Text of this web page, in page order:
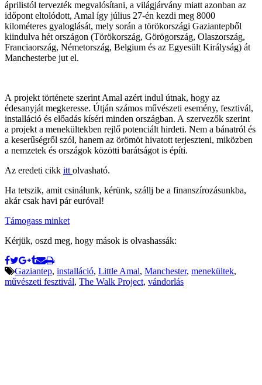
áprilistól tervezték megvalósítani, a világjárvány miatt azonban az
időpont eltolódott, Amal így július 27-én kezdi meg 8000
kilométeres gyaloglását, mely során a törökországi Gaziantepből
kiindulva hét országon (Törökország, Görögország, Olaszország,
Franciaország, Németország, Belgium és az Egyesült Királyság) át
Manchesterbe jut el.
A projekt története szerint Amal azért indul útnak, hogy az
édesanyját megkeresse. Útján számos művészeti esemény, fesztivál,
installáció és előadás kíséri minden országban. A szervezők szerint
a projekt a menekültekben rejlő potenciált hirdeti. Nem a bánatról és
a keserűségről szól, hanem az örömöt hivatott terjeszteni, miközben
a nemzetek és országok közötti barátságot is építi.
Az eredeti cikk itt olvasható.
Ha tetszik, amit csinálunk, kérünk, szállj be a finanszírozásunkba,
akár csak havi pár euróval!
Támogass minket
Kérjük, oszd meg, hogy mások is olvashassák:
Gaziantep, installáció, Little Amal, Manchester, menekültek,
művészeti fesztivál, The Walk Project, vándorlás